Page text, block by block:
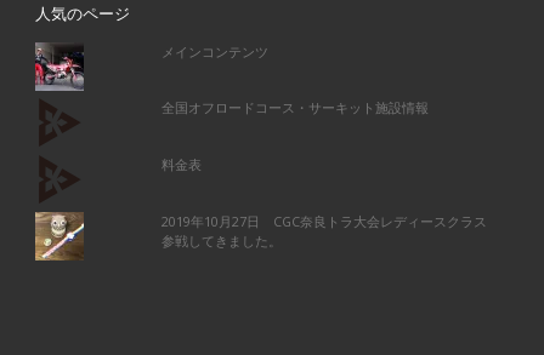
人気のページ
メインコンテンツ
全国オフロードコース・サーキット施設情報
料金表
2019年10月27日 CGC奈良トラ大会レディースクラス
参戦してきました。